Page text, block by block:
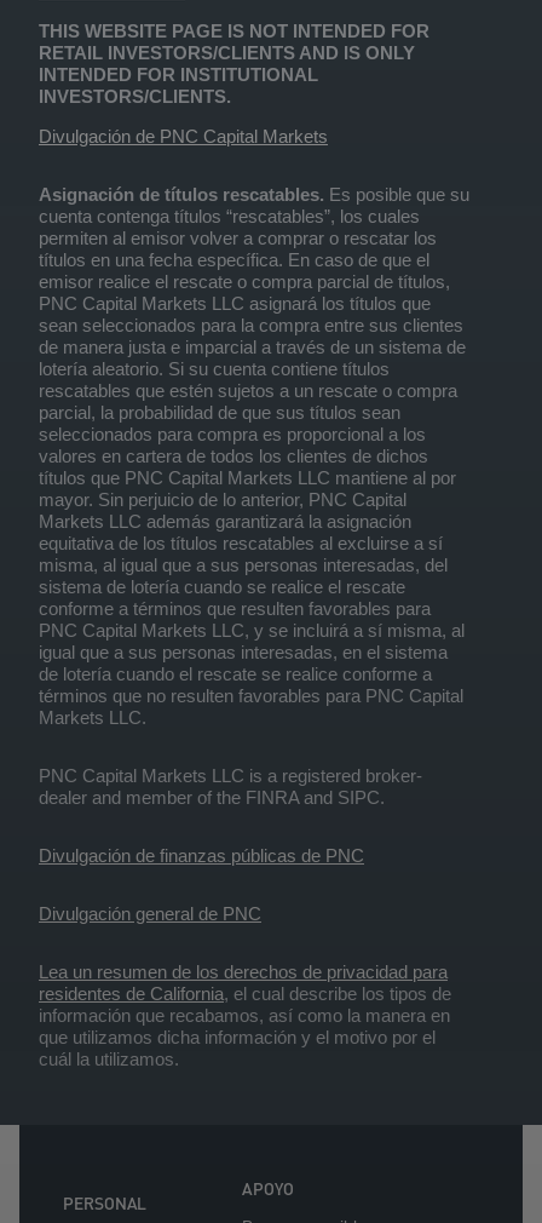
THIS WEBSITE PAGE IS NOT INTENDED FOR
RETAIL INVESTORS/CLIENTS AND IS ONLY
INTENDED FOR INSTITUTIONAL
INVESTORS/CLIENTS.
Divulgación de PNC Capital Markets
Asignación de títulos rescatables. Es posible que su
cuenta contenga títulos “rescatables”, los cuales
permiten al emisor volver a comprar o rescatar los
títulos en una fecha específica. En caso de que el
emisor realice el rescate o compra parcial de títulos,
PNC Capital Markets LLC asignará los títulos que
sean seleccionados para la compra entre sus clientes
de manera justa e imparcial a través de un sistema de
lotería aleatorio. Si su cuenta contiene títulos
rescatables que estén sujetos a un rescate o compra
parcial, la probabilidad de que sus títulos sean
seleccionados para compra es proporcional a los
valores en cartera de todos los clientes de dichos
títulos que PNC Capital Markets LLC mantiene al por
mayor. Sin perjuicio de lo anterior, PNC Capital
Markets LLC además garantizará la asignación
equitativa de los títulos rescatables al excluirse a sí
misma, al igual que a sus personas interesadas, del
sistema de lotería cuando se realice el rescate
conforme a términos que resulten favorables para
PNC Capital Markets LLC, y se incluirá a sí misma, al
igual que a sus personas interesadas, en el sistema
de lotería cuando el rescate se realice conforme a
términos que no resulten favorables para PNC Capital
Markets LLC.
PNC Capital Markets LLC is a registered broker-
dealer and member of the FINRA and SIPC.
Divulgación de finanzas públicas de PNC
Divulgación general de PNC
Lea un resumen de los derechos de privacidad para
residentes de California, el cual describe los tipos de
información que recabamos, así como la manera en
que utilizamos dicha información y el motivo por el
cuál la utilizamos.
PERSONAL
APOYO